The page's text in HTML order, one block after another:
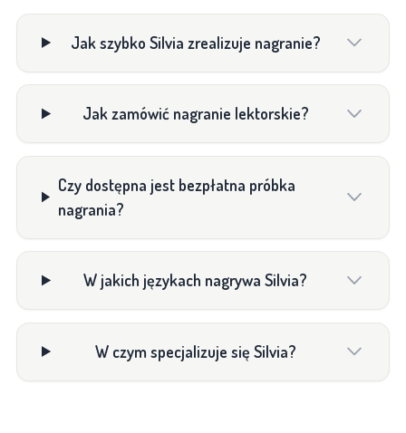
Jak szybko Silvia zrealizuje nagranie?
Jak zamówić nagranie lektorskie?
Czy dostępna jest bezpłatna próbka
nagrania?
W jakich językach nagrywa Silvia?
W czym specjalizuje się Silvia?